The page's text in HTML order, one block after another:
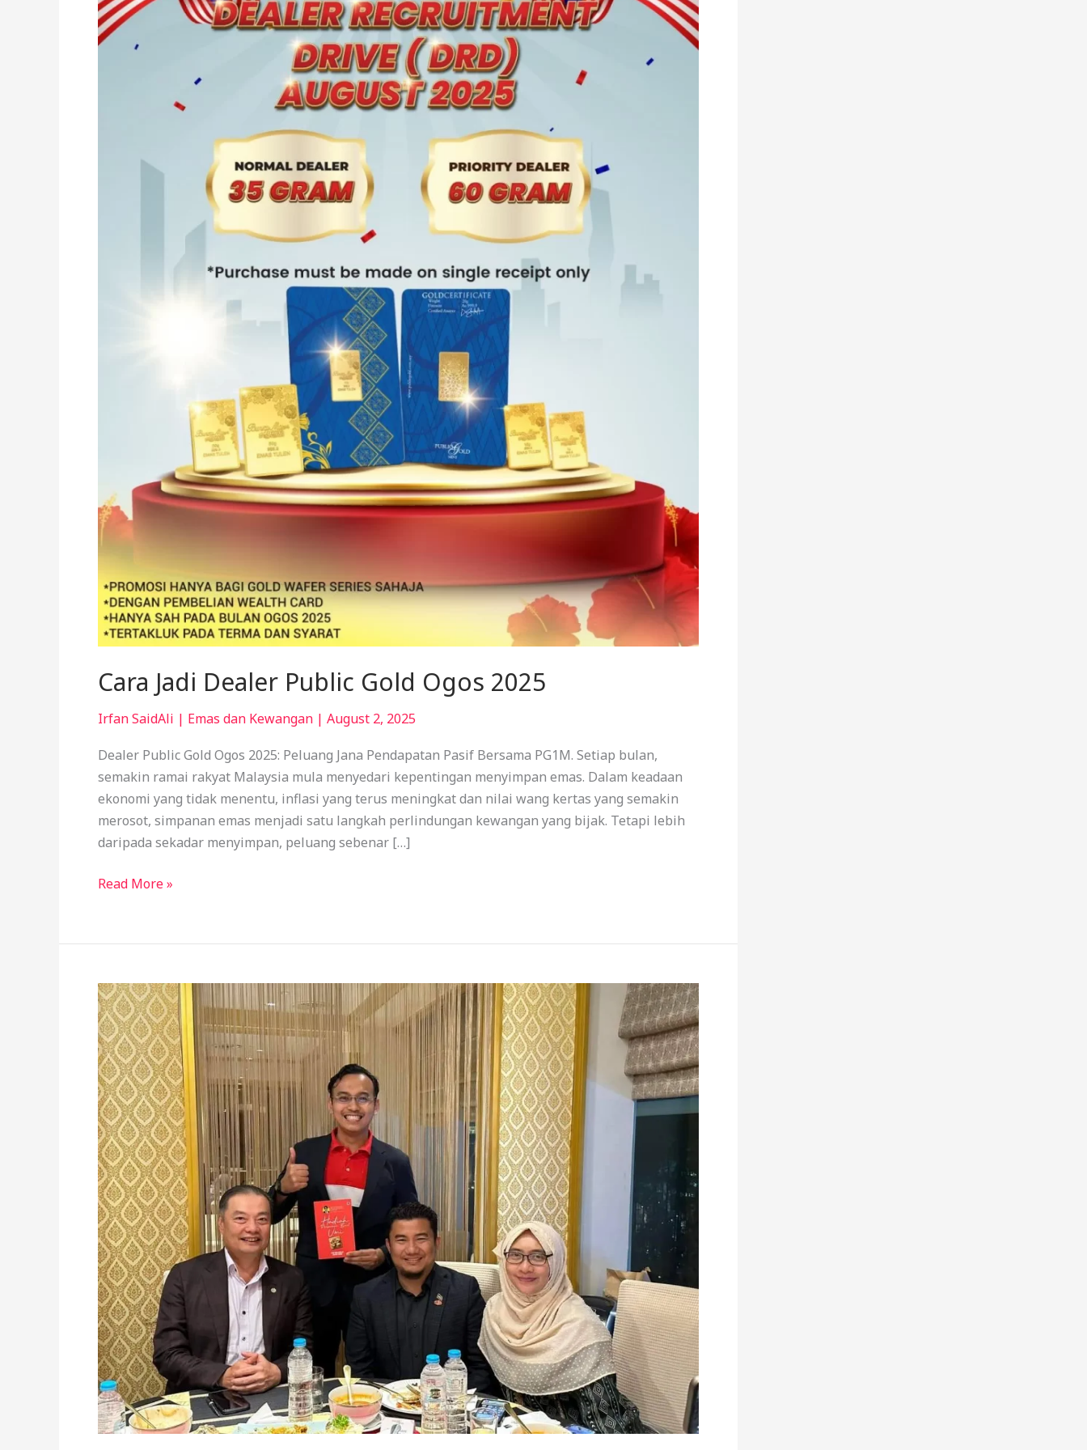
Cara Jadi Dealer Public Gold Ogos 2025
Irfan SaidAli | Emas dan Kewangan | August 2, 2025
Dealer Public Gold Ogos 2025: Peluang Jana Pendapatan Pasif Bersama PG1M. Setiap bulan,
semakin ramai rakyat Malaysia mula menyedari kepentingan menyimpan emas. Dalam keadaan
ekonomi yang tidak menentu, inflasi yang terus meningkat dan nilai wang kertas yang semakin
merosot, simpanan emas menjadi satu langkah perlindungan kewangan yang bijak. Tetapi lebih
daripada sekadar menyimpan, peluang sebenar […]
Ogos
2025
Read More »
Cara
Saya
tambah
pendapatan